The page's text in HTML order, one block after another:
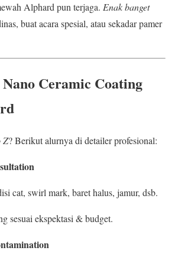
Alphard pun terjaga. Enak banget
buat acara spesial, atau sekadar pamer
Ceramic Coating
Z? Berikut alurnya di detailer profesional:
cat, swirl mark, baret halus, jamur, dsb.
sesuai ekspektasi & budget.